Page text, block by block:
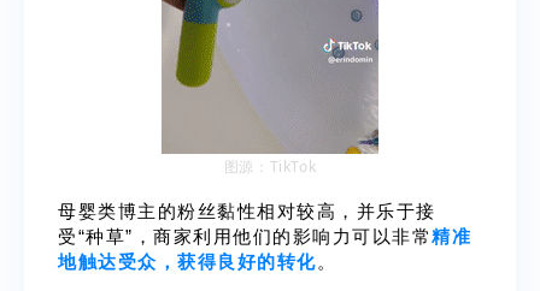
图源：TikTok
母婴类博主的粉丝黏性相对较高，并乐于接
受“种草”，商家利用他们的影响力可以非常精准
地触达受众，获得良好的转化。